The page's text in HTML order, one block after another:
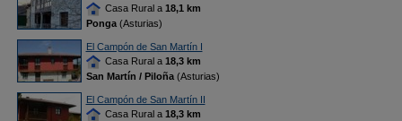
Casa Rural a 18,1 km
Ponga(Asturias)
El Campón de San Martín I
Casa Rural a 18,3 km
San Martín / Piloña(Asturias)
El Campón de San Martín II
Casa Rural a 18,3 km